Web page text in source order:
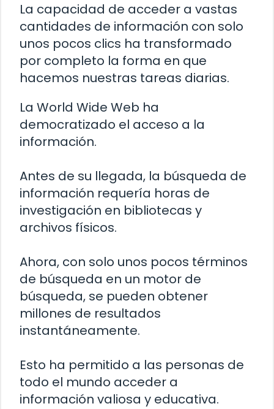
La capacidad de acceder a vastas
cantidades de información con solo
unos pocos clics ha transformado
por completo la forma en que
hacemos nuestras tareas diarias.
La World Wide Web ha
democratizado el acceso a la
información.
Antes de su llegada, la búsqueda de
información requería horas de
investigación en bibliotecas y
archivos físicos.
Ahora, con solo unos pocos términos
de búsqueda en un motor de
búsqueda, se pueden obtener
millones de resultados
instantáneamente.
Esto ha permitido a las personas de
todo el mundo acceder a
información valiosa y educativa.